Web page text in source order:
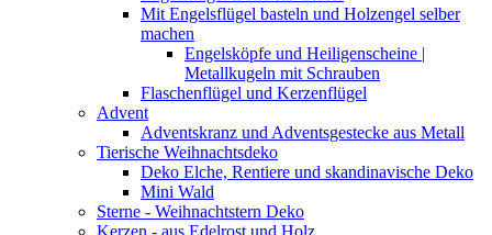
Mit Engelsflügel basteln und Holzengel selber
machen
Engelsköpfe und Heiligenscheine |
Metallkugeln mit Schrauben
Flaschenflügel und Kerzenflügel
Advent
Adventskranz und Adventsgestecke aus Metall
Tierische Weihnachtsdeko
Deko Elche, Rentiere und skandinavische Deko
Mini Wald
Sterne - Weihnachtstern Deko
Kerzen - aus Edelrost und Holz